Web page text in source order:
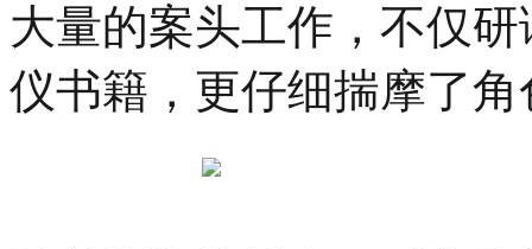
大量的案头工作，不仅
仪书籍，更仔细揣摩了角